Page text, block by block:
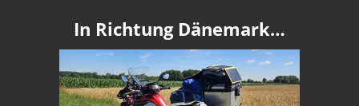
In Richtung Dänemark…